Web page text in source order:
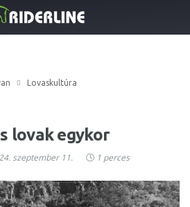
Lovaskultúra
lovak egykor
szeptember 11. 1 perces